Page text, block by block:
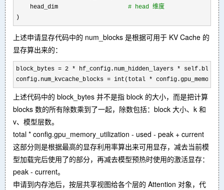
    head_dim
# head 维度
)
上述申请显存代码中的 num_blocks 是根据可用于 KV Cache 的
显存算出来的：
block_bytes = 2 * hf_config.num_hidden_layers *
config.num_kvcache_blocks = int(total *
上述代码中的 block_bytes 并不是指 block 的大小，而是把计算
blocks 数的所有除数乘到了一起，除数包括：block 大小、k 和
v、模型层数。
total * config.gpu_memory_utilization - used - peak + current
这部分则是根据最高的显存利用率算出来可用显存，减去当前模
型加载完后使用了的部分，再减去模型预热时使用的激活显存：
peak - current。
申请到内存池后，按层共享视图给各个层的 Attention 对象，代